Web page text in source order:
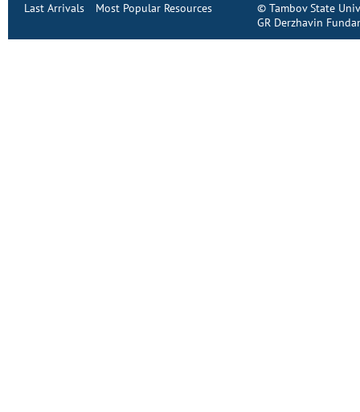
Last Arrivals
Most Popular Resources
© Tambov State
GR Derzhavin